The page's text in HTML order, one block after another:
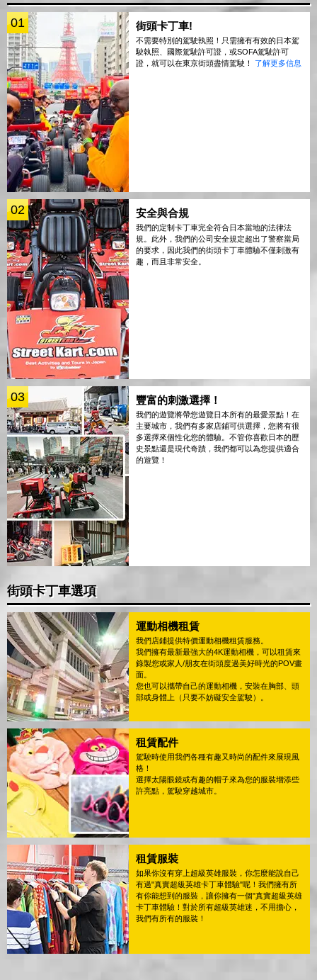
01 街頭卡丁車!
不需要特別的駕駛執照！只需擁有有效的日本駕
駛執照、國際駕駛許可證，或SOFA駕駛許可
證，就可以在東京街頭盡情駕駛！ 了解更多信息
02 安全與合規
我們的定制卡丁車完全符合日本當地的法律法
規。此外，我們的公司安全規定超出了警察當局
的要求，因此我們的街頭卡丁車體驗不僅刺激有
趣，而且非常安全。
03 豐富的刺激選擇！
我們的遊覽將帶您遊覽日本所有的最愛景點！在
主要城市，我們有多家店鋪可供選擇，您將有很
多選擇來個性化您的體驗。不管你喜歡日本的歷
史景點還是現代奇蹟，我們都可以為您提供適合
的遊覽！
街頭卡丁車選項
運動相機租賃
我們店鋪提供特價運動相機租賃服務。
我們擁有最新最強大的4K運動相機，可以租賃來
錄製您或家人/朋友在街頭度過美好時光的POV畫
面。
您也可以攜帶自己的運動相機，安裝在胸部、頭
部或身體上（只要不妨礙安全駕駛）。
租賃配件
駕駛時使用我們各種有趣又時尚的配件來展現風
格！
選擇太陽眼鏡或有趣的帽子來為您的服裝增添些
許亮點，駕駛穿越城市。
租賃服裝
如果你沒有穿上超級英雄服裝，你怎麼能說自己
有過"真實超級英雄卡丁車體驗"呢！我們擁有所
有你能想到的服裝，讓你擁有一個"真實超級英雄
卡丁車體驗！對於所有超級英雄迷，不用擔心，
我們有所有的服裝！